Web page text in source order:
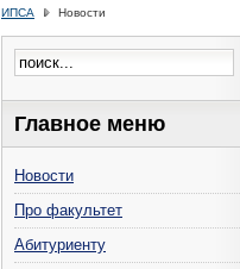
ИПСА Новости
Главное меню
Новости
Про факультет
Абитуриенту